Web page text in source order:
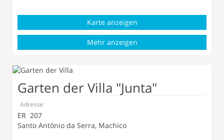
Karte anzeigen
Mehr anzeigen
Garten der Villa "Junta"
Adresse:
ER 207
Santo António da Serra, Machico